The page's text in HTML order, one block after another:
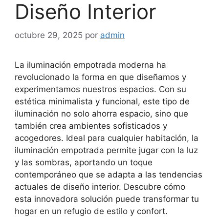
Diseño Interior
octubre 29, 2025 por admin
La iluminación empotrada moderna ha
revolucionado la forma en que diseñamos y
experimentamos nuestros espacios. Con su
estética minimalista y funcional, este tipo de
iluminación no solo ahorra espacio, sino que
también crea ambientes sofisticados y
acogedores. Ideal para cualquier habitación, la
iluminación empotrada permite jugar con la luz
y las sombras, aportando un toque
contemporáneo que se adapta a las tendencias
actuales de diseño interior. Descubre cómo
esta innovadora solución puede transformar tu
hogar en un refugio de estilo y confort.